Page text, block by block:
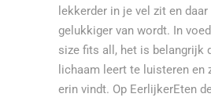
lekkerder in je vel zit en
gelukkiger van wordt. In
size fits all, het is belangrijk
lichaam leert te luisteren en
erin vindt. Op EerlijkerEten